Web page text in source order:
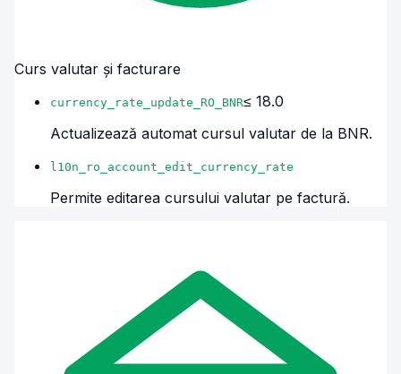
Curs valutar și facturare
currency_rate_update_RO_BNR≤ 18.0
Actualizează automat cursul valutar de la BNR.
l10n_ro_account_edit_currency_rate
Permite editarea cursului valutar pe factură.